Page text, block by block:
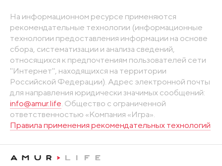
На информационном ресурсе применяются
рекомендательные технологии (информационные
технологии предоставления информации на основе
сбора, систематизации и анализа сведений,
относящихся к предпочтениям пользователей сети
"Интернет", находящихся на территории
Российской Федерации). Адрес электронной почты
для направления юридически значимых сообщений:
info@amur.life . Общество с ограниченной
ответственностью «Компания «Игра».
Правила применения рекомендательных технологий